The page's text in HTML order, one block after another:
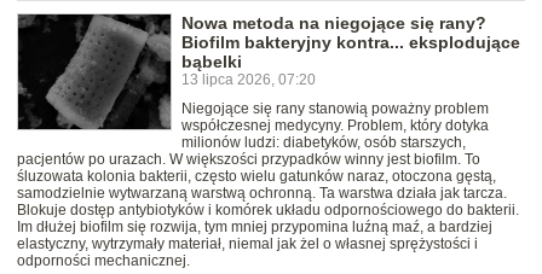
Nowa metoda na niegojące się rany?
Biofilm bakteryjny kontra... eksplodujące
bąbelki
13 lipca 2026, 07:20
Niegojące się rany stanowią poważny problem
współczesnej medycyny. Problem, który dotyka
milionów ludzi: diabetyków, osób starszych,
pacjentów po urazach. W większości przypadków winny jest biofilm. To
śluzowata kolonia bakterii, często wielu gatunków naraz, otoczona gęstą,
samodzielnie wytwarzaną warstwą ochronną. Ta warstwa działa jak tarcza.
Blokuje dostęp antybiotyków i komórek układu odpornościowego do bakterii.
Im dłużej biofilm się rozwija, tym mniej przypomina luźną maź, a bardziej
elastyczny, wytrzymały materiał, niemal jak żel o własnej sprężystości i
odporności mechanicznej.